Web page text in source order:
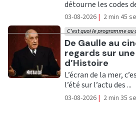
détourne les codes
03-08-2026 | 2 min 45
Ecouter
De Gaulle au
regards sur
d’Histoire
C'est quoi le programme au
L’écran de la mer,
l’été sur l’actu des ...
03-08-2026 | 2 min 35